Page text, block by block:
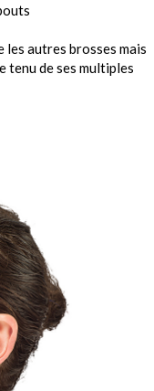
les autres brosses mais
tenu de ses multiples